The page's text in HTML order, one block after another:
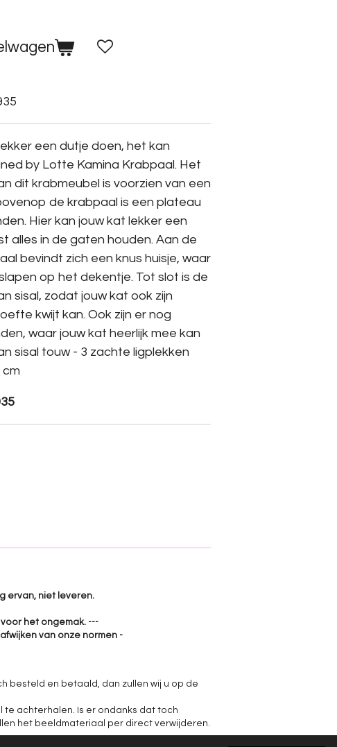
een dutje doen, het kan
by Lotte Kamina Krabpaal. Het
dit krabmeubel is voorzien van een
de krabpaal is een plateau
Hier kan jouw kat lekker een
alles in de gaten houden. Aan de
bevindt zich een knus huisje, waar
op het dekentje. Tot slot is de
sisal, zodat jouw kat ook zijn
kwijt kan. Ook zijn er nog
waar jouw kat heerlijk mee kan
sisal touw - 3 zachte ligplekken
cm
ervan, niet leveren.
het ongemak. ---
van onze normen -
besteld en betaald, dan zullen wij u op de
achterhalen. Is er ondanks dat toch
het beeldmateriaal per direct verwijderen.